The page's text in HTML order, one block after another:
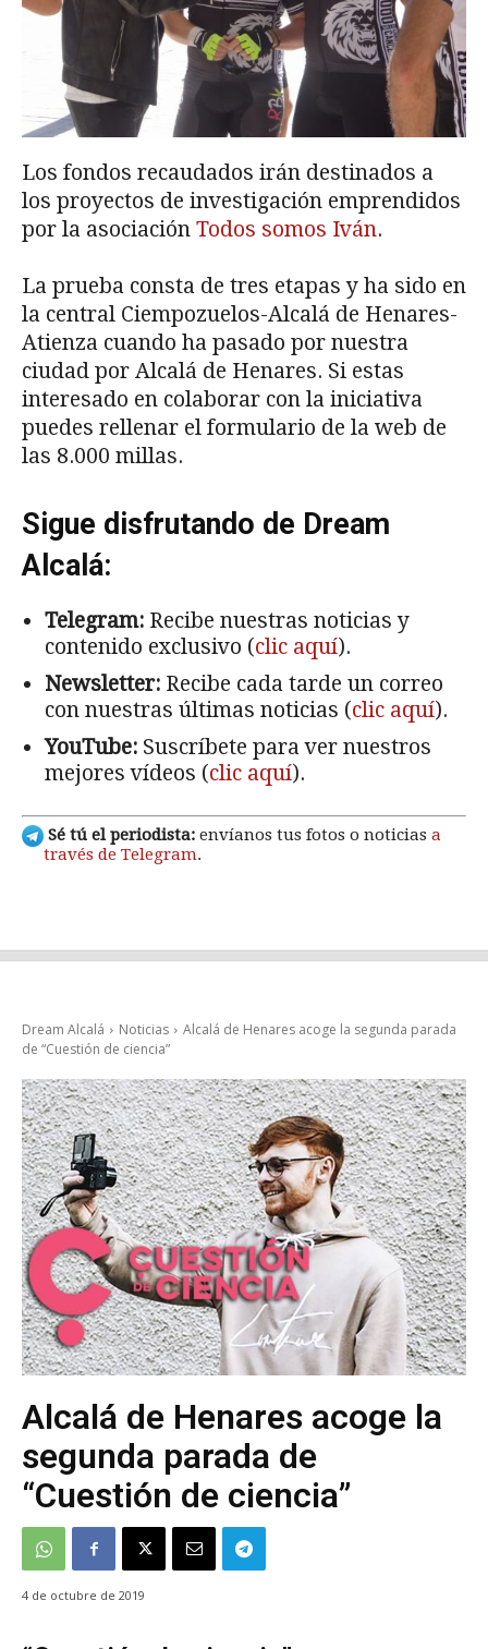
Los fondos recaudados irán destinados a
los proyectos de investigación emprendidos
por la asociación Todos somos Iván.
La prueba consta de tres etapas y ha sido en
la central Ciempozuelos-Alcalá de Henares-
Atienza cuando ha pasado por nuestra
ciudad por Alcalá de Henares. Si estas
interesado en colaborar con la iniciativa
puedes rellenar el formulario de la web de
las 8.000 millas.
Sigue disfrutando de Dream
Alcalá:
Telegram: Recibe nuestras noticias y
contenido exclusivo (clic aquí).
Newsletter: Recibe cada tarde un correo
con nuestras últimas noticias (clic aquí).
YouTube: Suscríbete para ver nuestros
mejores vídeos (clic aquí).
Sé tú el periodista: envíanos tus fotos o noticias a
través de Telegram.